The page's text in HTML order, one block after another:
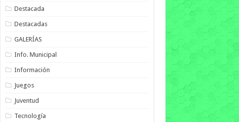
Destacada
Destacadas
GALERÍAS
Info. Municipal
Información
Juegos
Juventud
Tecnología